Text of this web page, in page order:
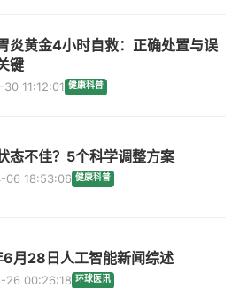
炎黄金4小时自救：正确处置与误
键
11:12:01 健康科普
态不佳？5个科学调整方案
06 18:53:06 健康科普
月28日人工智能新闻综述
26 00:26:18 环球医讯